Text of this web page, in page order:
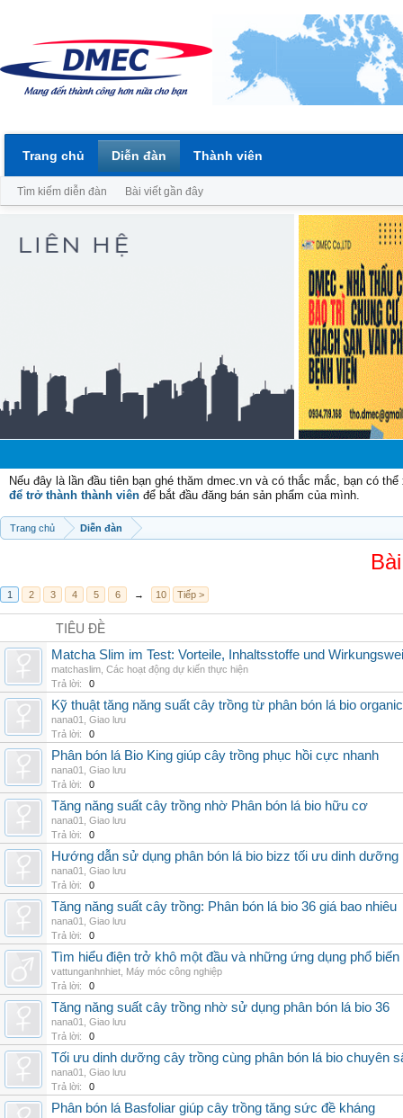
Nếu đây là lần đầu tiên bạn ghé thăm dmec.vn và có thắc mắc, bạn có
để trở thành thành viên để bắt đầu đăng bán sản phẩm của mình.
Trang chủ Diễn đàn
1 2 3 4 5 6 → 10 Tiếp >
TIÊU ĐỀ
Matcha Slim im Test: Vorteile, Inhaltsstoffe und
matchaslim Các hoạt động dự kiến thực hiện
Trả lời:
0
Kỹ thuật tăng năng suất cây trồng từ phân bón lá bio organic
nana01
Giao lưu
Trả lời:
0
Phân bón lá Bio King giúp cây trồng phục hồi cực nhanh
nana01
Giao lưu
Trả lời:
0
Tăng năng suất cây trồng nhờ Phân bón lá bio hữu cơ
nana01
Giao lưu
Trả lời:
0
Hướng dẫn sử dụng phân bón lá bio bizz tối ưu dinh dưỡng
nana01
Giao lưu
Trả lời:
0
Tăng năng suất cây trồng: Phân bón lá bio 36 giá bao nhiêu
nana01
Giao lưu
Trả lời:
0
Tìm hiểu điện trở khô một đầu và những ứng dụng phổ
vattunganhnhiet Máy móc công nghiệp
Trả lời:
0
Tăng năng suất cây trồng nhờ sử dụng phân bón lá bio 36
nana01
Giao lưu
Trả lời:
0
Tối ưu dinh dưỡng cây trồng cùng phân bón lá bio chuyên
nana01
Giao lưu
Trả lời:
0
Phân bón lá Basfoliar giúp cây trồng tăng sức đề kháng
Trang chủ Diễn đàn
Tìm kiếm diễn đàn Bài viết gần đây
Thành viên